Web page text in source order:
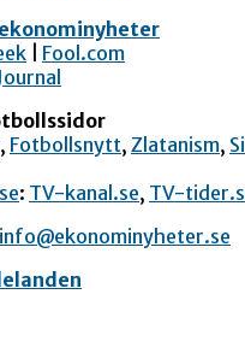
Fool.com
, Fotbollsnytt, Zlatanism,
: TV-kanal.se, TV-
info@ekonominyheter.se